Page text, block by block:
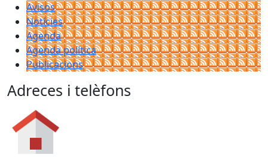
Avisos
Notícies
Agenda
Agenda política
Publicacions
Adreces i telèfons